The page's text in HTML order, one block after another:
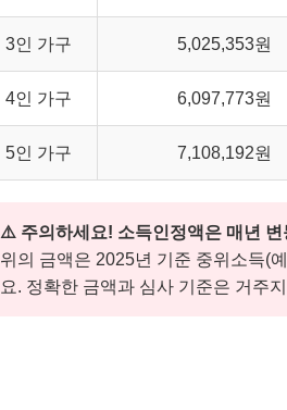
3인 가구 5,025,353원
4인 가구 6,097,773원
5인 가구 7,108,192원
⚠️ 주의하세요! 소득인정액은 매년 변
위의 금액은 2025년 기준 중위소득(
요. 정확한 금액과 심사 기준은 거주